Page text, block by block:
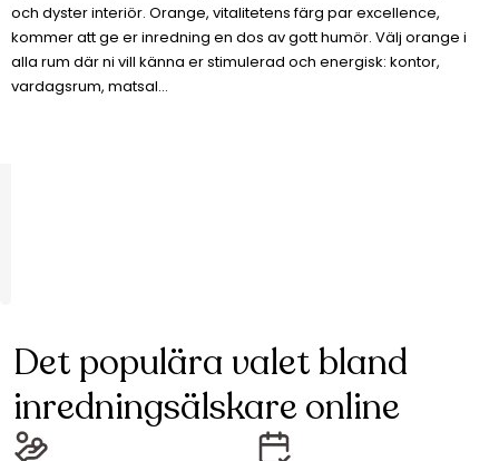
och dyster interiör. Orange, vitalitetens färg par excellence,
kommer att ge er inredning en dos av gott humör. Välj orange i
alla rum där ni vill känna er stimulerad och energisk: kontor,
vardagsrum, matsal...
Det populära valet bland
inredningsälskare online